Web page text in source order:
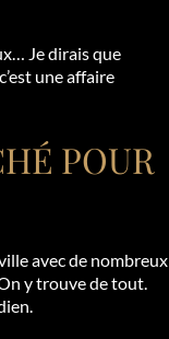
Je dirais que
une affaire
POUR
avec de nombreux
y trouve de tout.